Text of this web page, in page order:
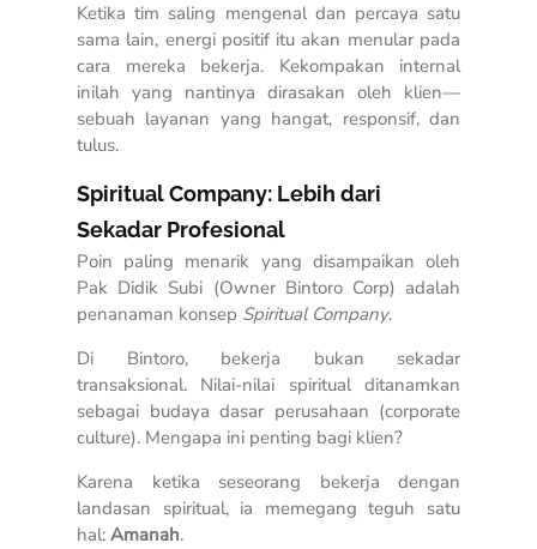
Ketika tim saling mengenal dan percaya satu
sama lain, energi positif itu akan menular pada
cara mereka bekerja. Kekompakan internal
inilah yang nantinya dirasakan oleh klien—
sebuah layanan yang hangat, responsif, dan
tulus.
Spiritual Company: Lebih dari
Sekadar Profesional
Poin paling menarik yang disampaikan oleh
Pak Didik Subi (Owner Bintoro Corp) adalah
penanaman konsep Spiritual Company.
Di Bintoro, bekerja bukan sekadar
transaksional. Nilai-nilai spiritual ditanamkan
sebagai budaya dasar perusahaan (corporate
culture). Mengapa ini penting bagi klien?
Karena ketika seseorang bekerja dengan
landasan spiritual, ia memegang teguh satu
hal: Amanah.